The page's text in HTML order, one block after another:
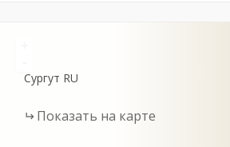
Сургут RU
Показать на карте